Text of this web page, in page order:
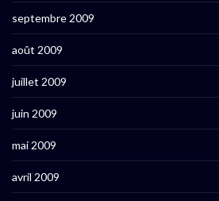
septembre 2009
août 2009
juillet 2009
juin 2009
mai 2009
avril 2009